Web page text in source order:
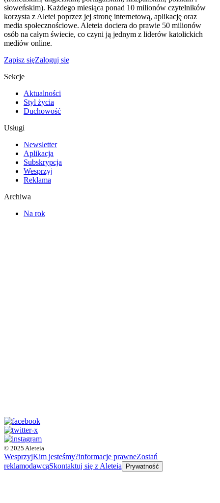
słoweńskim). Każdego miesiąca ponad 10 milionów czytelników
korzysta z Aletei poprzez jej stronę internetową, aplikację oraz
media społecznościowe. Aleteia dociera do prawie 50 milionów
osób na całym świecie, co czyni ją jednym z liderów katolickich
mediów online.
Zapisz sięZaloguj się
Sekcje
Aktualności
Styl życia
Duchowość
Usługi
Newsletter
Aplikacja
Subskrypcja
Wesprzyj
Reklama
Archiwa
Na rok
© 2025 Aleteia
WesprzyjKim jesteśmy?informacje prawneZostań
reklamodawcąSkontaktuj się z Aleteią Prywatność